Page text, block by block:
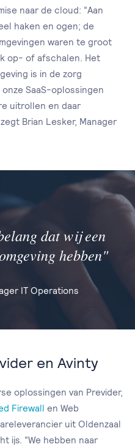
naar de cloud: “Aan
haken en ogen; de
waren te groot
op- of afschalen. Het
is in de zorg
SaaS-oplossingen
uitrollen en daar
Brian Lesker, Manager
dat wij een
hebben"
IT Operations
en Avinty
oplossingen van Previder,
Firewall en Web
uit Oldenzaal
ijs. “We hebben naar